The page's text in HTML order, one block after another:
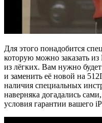
Для этого понадобится
которую можно заказать
из лёгких. Вам нужно
и заменить её новой на
наличия специальных
наверняка догадались
условия гарантии вашего